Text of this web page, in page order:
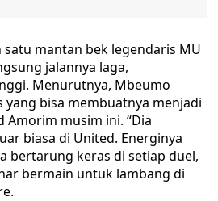
satu mantan bek legendaris MU
jalannya laga,
Menurutnya, Mbeumo
bisa membuatnya menjadi
Amorim musim ini. “Dia
biasa di United. Energinya
bertarung keras di setiap duel,
bermain untuk lambang di